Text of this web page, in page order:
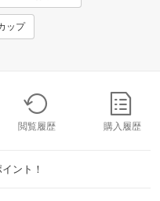
ップ
閲覧履歴 購入履歴
ント！